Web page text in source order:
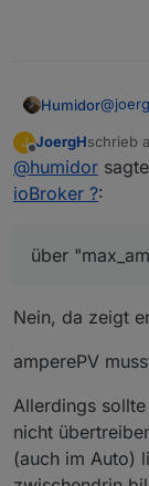
Humidor@
dh du
true
über
J
Offline
JoergHschrieb
zuletzt
@humidor
ioBroker ?:
über
Nein, da zeigt
amperePV
Allerdings
nicht
(auch im Auto)